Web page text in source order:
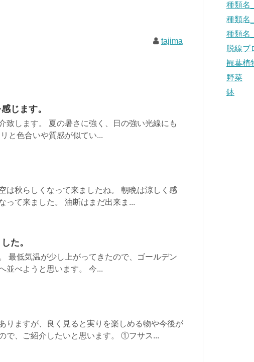
tajima
じます。
致します。 夏の暑さに強く、日の強い光線にも
と色合いや質感が似てい...
は秋らしくなって来ましたね。 朝晩は涼しく感
って来ました。 油断はまだ出来ま...
た。
最低気温が少し上がってきたので、ゴールデン
並べようと思います。 今...
りますが、良く見ると実りを楽しめる物や今後が
で、ご紹介したいと思います。 ①フサス...
種類名
種類名
種類名
脱線ブ
観葉植
野菜
鉢